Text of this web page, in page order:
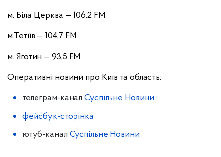
м. Біла Церква — 106,2 FM
м.Тетіїв — 104,7 FM
м. Яготин — 93,5 FM
Оперативні новини про Київ та область:
телеграм-канал Суспільне Новини
фейсбук-сторінка
ютуб-канал Суспільне Новини